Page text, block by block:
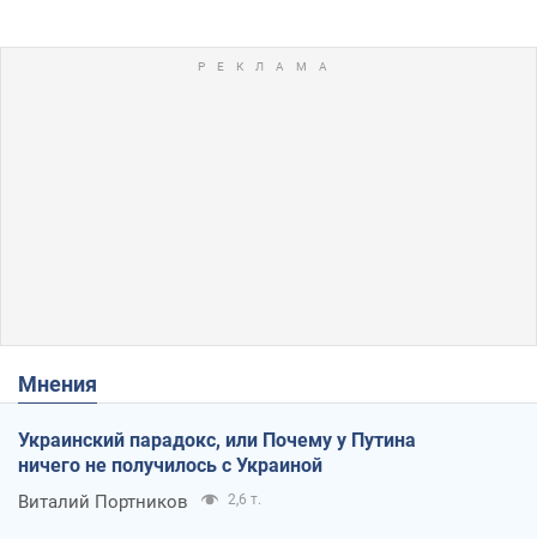
Мнения
Украинский парадокс, или Почему у Путина
ничего не получилось с Украиной
Виталий Портников 2,6 т.